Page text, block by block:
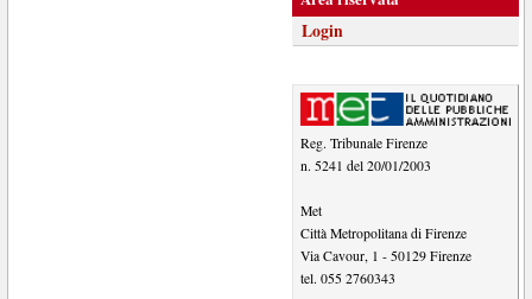
Login
Reg. Tribunale Firenze
n. 5241 del 20/01/2003
Met
Città Metropolitana di Firenze
Via Cavour, 1 - 50129 Firenze
tel. 055 2760343